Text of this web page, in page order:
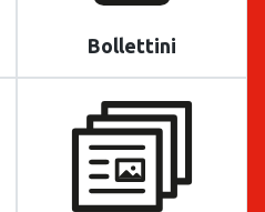
Bollettini